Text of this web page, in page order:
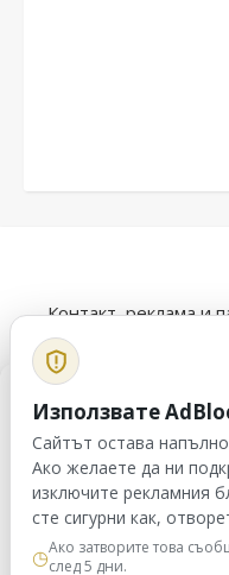
За да осигурим най-
технологии като
осъществяваме достъп до
Съгласието с тези
данни, като например
идентификатори на този
Контакт, реклама и
info@alfatrex.com
Използването или
цялото съдържание
разрешение е
veilend.com ©
Използвате
Сайтът остава
Ако желаете да ни
изключите рекламния
сте сигурни как,
◷Ако затворите това
след 5 дни.